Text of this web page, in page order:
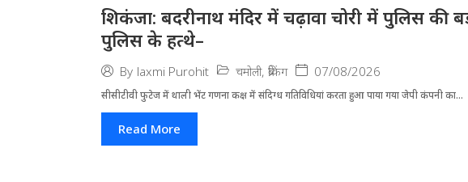
​शिकंजा: बदरीनाथ मंदिर में चढ़ावा चोरी में पुलिस की
पुलिस के हत्थे–
By laxmi Purohit चमोली, ब्रेकिंग 07/08/2026
सीसीटीवी फुटेज में थाली भेंट गणना कक्ष में संदिग्ध गतिविधियां करता हुआ पाया गया जेपी कंपनी का...
Read More